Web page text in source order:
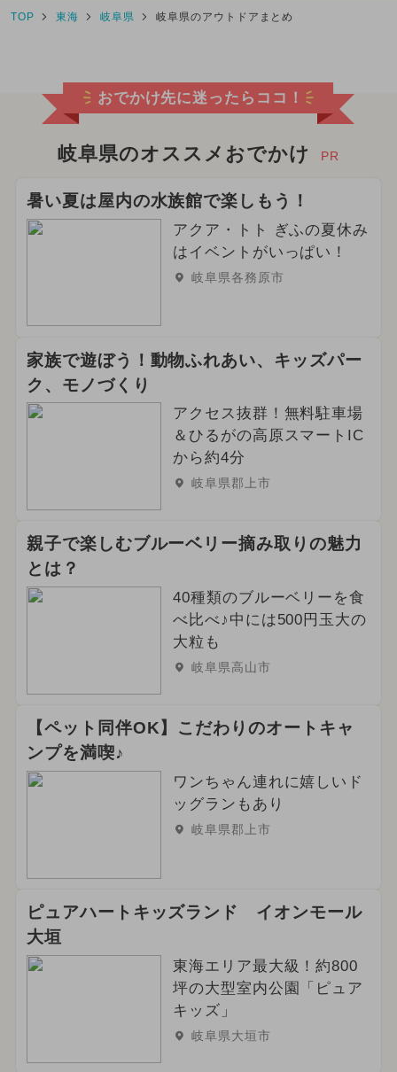
TOP 東海 岐阜県 岐阜県のアウトドアまとめ
おでかけ先に迷ったらココ！
岐阜県のオススメおでかけ PR
暑い夏は屋内の水族館で楽しもう！
アクア・トト ぎふの夏休み
はイベントがいっぱい！
岐阜県各務原市
家族で遊ぼう！動物ふれあい、キッズパー
ク、モノづくり
アクセス抜群！無料駐車場
＆ひるがの高原スマートIC
から約4分
岐阜県郡上市
親子で楽しむブルーベリー摘み取りの魅力
とは？
40種類のブルーベリーを食
べ比べ♪中には500円玉大の
大粒も
岐阜県高山市
【ペット同伴OK】こだわりのオートキャ
ンプを満喫♪
ワンちゃん連れに嬉しいド
ッグランもあり
岐阜県郡上市
ピュアハートキッズランド イオンモール
大垣
東海エリア最大級！約800
坪の大型室内公園「ピュア
キッズ」
岐阜県大垣市